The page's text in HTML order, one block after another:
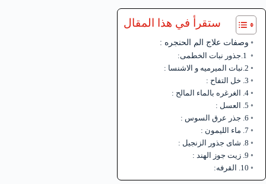
ستقرأ في هذا المقال
وصفات علاج الم الحنجره :
2.نبات الميرميه و الاشنسا :
3. خل التفاح :
4. الغرغره بالماء المالح :
5. العسل :
6. جذر عرق السوس :
7. ماء الليمون :
8. شاى جذور الزنجيل :
9. زيت جوز الهند :
10. القرفه: